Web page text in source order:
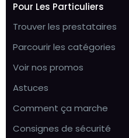
Pour Les Particuliers
Trouver les prestataires
Parcourir les catégories
Voir nos promos
Astuces
Comment ça marche
Consignes de sécurité